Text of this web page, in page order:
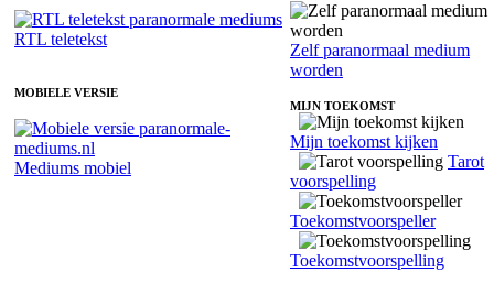
RTL teletekst
MOBIELE VERSIE
Mediums mobiel
Zelf paranormaal medium
worden
MIJN TOEKOMST
Mijn toekomst kijken
Tarot
voorspelling
Toekomstvoorspeller
Toekomstvoorspelling